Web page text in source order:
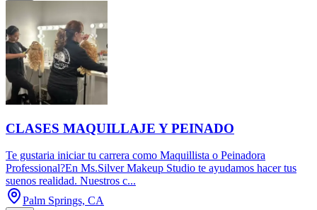
CLASES MAQUILLAJE Y PEINADO
Te gustaria iniciar tu carrera como Maquillista o Peinadora
Professional?En Ms.Silver Makeup Studio te ayudamos hacer tus
suenos realidad. Nuestros c...
Palm Springs, CA